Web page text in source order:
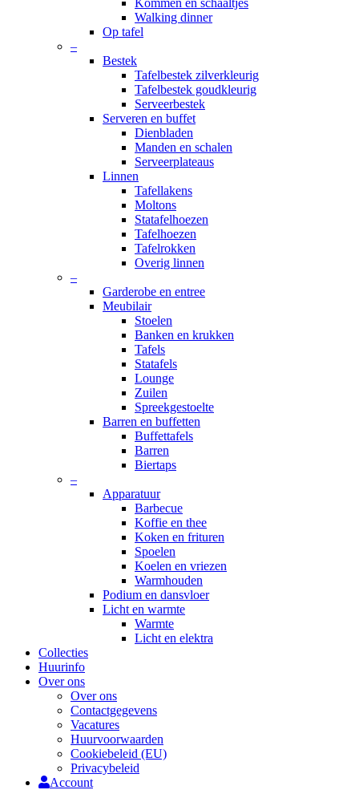
Walking dinner
Op tafel
–
Bestek
Tafelbestek zilverkleurig
Tafelbestek goudkleurig
Serveerbestek
Serveren en buffet
Dienbladen
Manden en schalen
Serveerplateaus
Linnen
Tafellakens
Moltons
Statafelhoezen
Tafelhoezen
Tafelrokken
Overig linnen
–
Garderobe en entree
Meubilair
Stoelen
Banken en krukken
Tafels
Statafels
Lounge
Zuilen
Spreekgestoelte
Barren en buffetten
Buffettafels
Barren
Biertaps
–
Apparatuur
Barbecue
Koffie en thee
Koken en frituren
Spoelen
Koelen en vriezen
Warmhouden
Podium en dansvloer
Licht en warmte
Warmte
Licht en elektra
Collecties
Huurinfo
Over ons
Over ons
Contactgegevens
Vacatures
Huurvoorwaarden
Cookiebeleid (EU)
Privacybeleid
Account